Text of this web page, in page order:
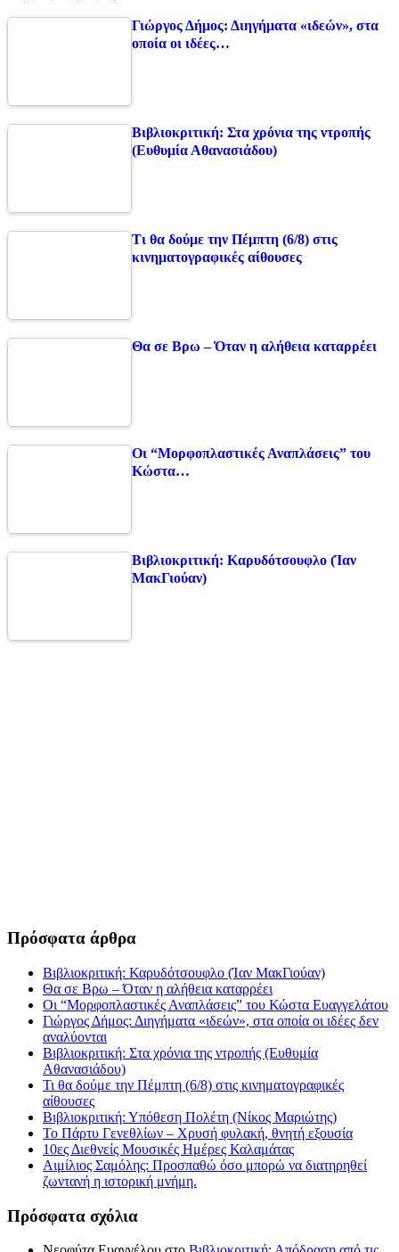
Γιώργος Δήμος: Διηγήματα «ιδεών», στα
οποία οι ιδέες…
Βιβλιοκριτική: Στα χρόνια της ντροπής
(Ευθυμία Αθανασιάδου)
Τι θα δούμε την Πέμπτη (6/8) στις
κινηματογραφικές αίθουσες
Θα σε Βρω – Όταν η αλήθεια καταρρέει
Οι “Μορφοπλαστικές Αναπλάσεις” του
Κώστα…
Βιβλιοκριτική: Καρυδότσουφλο (Ίαν
ΜακΓιούαν)
Πρόσφατα άρθρα
Βιβλιοκριτική: Καρυδότσουφλο (Ίαν ΜακΓιούαν)
Θα σε Βρω – Όταν η αλήθεια καταρρέει
Οι “Μορφοπλαστικές Αναπλάσεις” του Κώστα Ευαγγελάτου
Γιώργος Δήμος: Διηγήματα «ιδεών», στα οποία οι ιδέες δεν
αναλύονται
Βιβλιοκριτική: Στα χρόνια της ντροπής (Ευθυμία
Αθανασιάδου)
Τι θα δούμε την Πέμπτη (6/8) στις κινηματογραφικές
αίθουσες
Βιβλιοκριτική: Υπόθεση Πολέτη (Νίκος Μαριώτης)
Το Πάρτυ Γενεθλίων – Χρυσή φυλακή, θνητή εξουσία
10ες Διεθνείς Μουσικές Ημέρες Καλαμάτας
Αιμίλιος Σαμόλης: Προσπαθώ όσο μπορώ να διατηρηθεί
ζωντανή η ιστορική μνήμη.
Πρόσφατα σχόλια